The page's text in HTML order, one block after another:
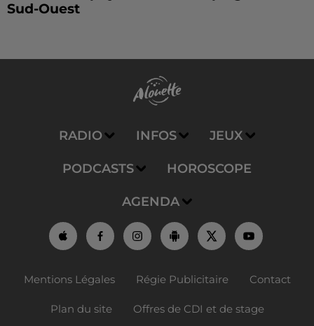
Sud-Ouest
RADIO INFOS JEUX
PODCASTS HOROSCOPE
AGENDA
Mentions Légales Régie Publicitaire Contact
Plan du site Offres de CDI et de stage